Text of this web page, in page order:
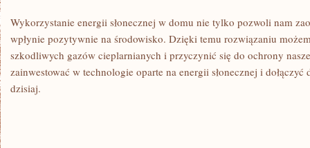
Wykorzystanie energii słonecznej w domu nie tylko pozwoli nam
wpłynie pozytywnie na środowisko. Dzięki temu ⁢rozwiązaniu
szkodliwych gazów cieplarnianych i przyczynić się do ochrony
zainwestować w technologie oparte‍ na⁢ energii słonecznej i
dzisiaj.